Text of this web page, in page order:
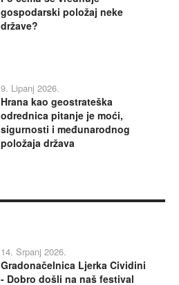
gospodarski položaj neke
države?
9. Lipanj 2026.
Hrana kao geostrateška
odrednica pitanje je moći,
sigurnosti i međunarodnog
položaja država
14. Srpanj 2026.
Gradonačelnica Ljerka Cividini
- Dobro došli na naš festival